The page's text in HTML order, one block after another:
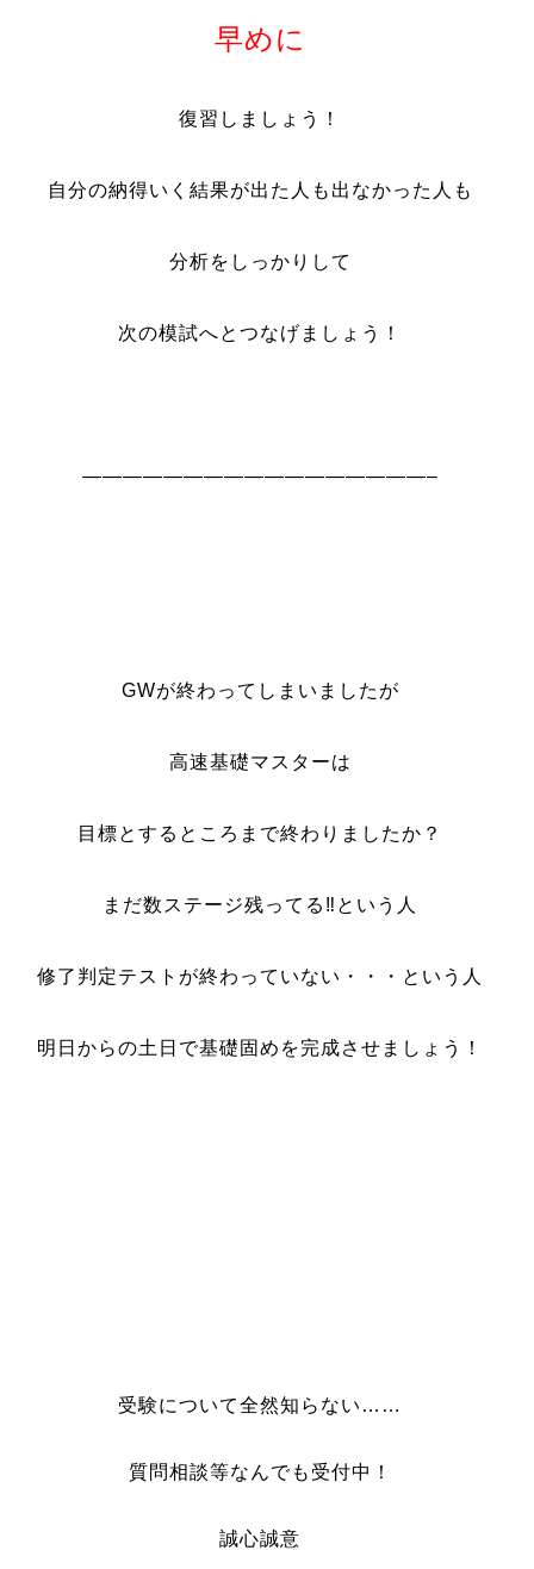
早めに
復習しましょう！
自分の納得いく結果が出た人も出なかった人も
分析をしっかりして
次の模試へとつなげましょう！
—————————————————–
GWが終わってしまいましたが
高速基礎マスターは
目標とするところまで終わりましたか？
まだ数ステージ残ってる‼という人
修了判定テストが終わっていない・・・という人
明日からの土日で基礎固めを完成させましょう！
受験について全然知らない……
質問相談等なんでも受付中！
誠心誠意